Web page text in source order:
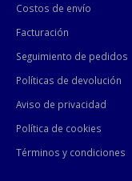
Costos de envío
Facturación
Seguimiento de pedidos
Políticas de devolución
Aviso de privacidad
Política de cookies
Términos y condiciones